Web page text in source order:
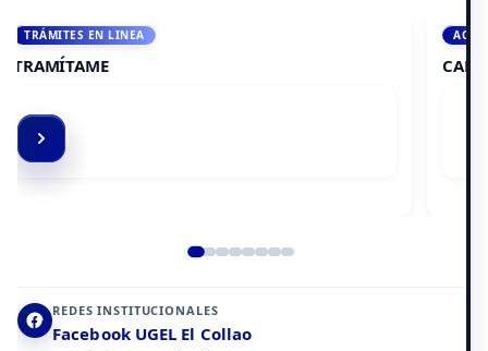
ACCEDE A AULA VIRTUAL
CAMPUS VIRTUAL
REDES INSTITUCIONALES
Facebook UGEL El Collao